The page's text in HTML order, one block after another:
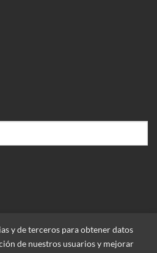
y de terceros para obtener datos
de nuestros usuarios y mejorar